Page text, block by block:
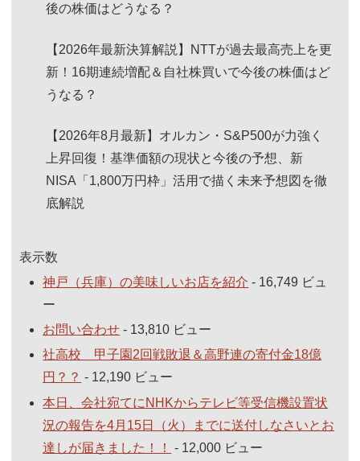
後の株価はどうなる？
【2026年最新決算解説】NTTが過去最高売上を更
新！16期連続増配＆自社株買いで今後の株価はど
うなる？
【2026年8月最新】オルカン・S&P500が力強く
上昇回復！基準価額の現状と今後の予想、新
NISA「1,800万円枠」活用で描く未来予想図を徹
底解説
表示数
神戸（兵庫）の美味しいお店を紹介 - 16,749 ビュ
ー
お問い合わせ - 13,810 ビュー
社高校 甲子園2回戦敗退＆高野連の寄付金18億
円？？ - 12,190 ビュー
本日、会社宛てにNHKからテレビ等受信機設置状
況の報告を4月15日（火）までに送付しなさいとお
達しが届きました！！
- 12,000 ビュー